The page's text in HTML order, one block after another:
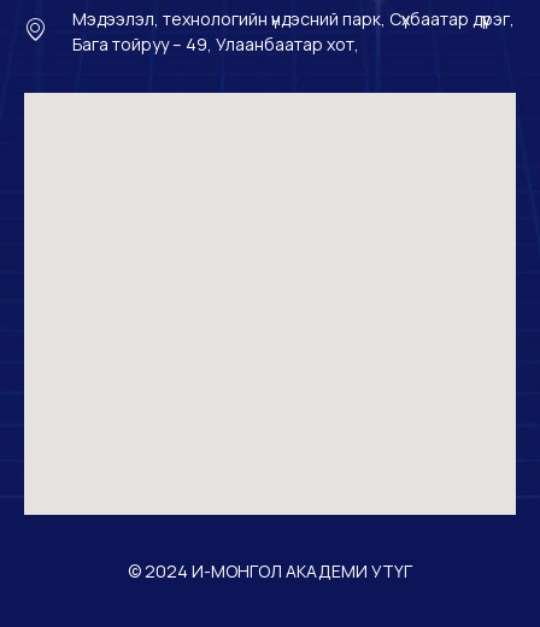
Мэдээлэл, технологийн үндэсний парк, Сүхбаатар дүүрэг,
Бага тойруу – 49, Улаанбаатар хот,
© 2024 И-МОНГОЛ АКАДЕМИ УТҮГ